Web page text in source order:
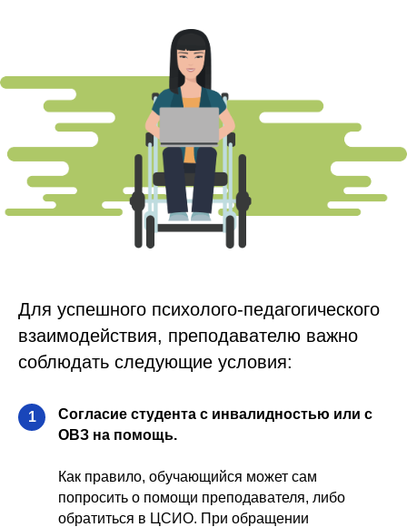
Для успешного психолого-педагогического
взаимодействия, преподавателю важно
соблюдать следующие условия:
1
Согласие студента с инвалидностью или с
ОВЗ на помощь.
Как правило, обучающийся может сам
попросить о помощи преподавателя, либо
обратиться в ЦСИО. При обращении